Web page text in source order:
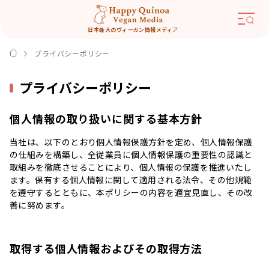
日本最大のヴィーガン情報メディア
プライバシーポリシー
プライバシーポリシー
個人情報の取り扱いに関する基本方針
当社は、以下のとおり個人情報保護方針を定め、個人情報保護
の仕組みを構築し、全従業員に個人情報保護の重要性の認識と
取組みを徹底させることにより、個人情報の保護を推進いたし
ます。保有する個人情報に関して適用される法令、その他規範
を遵守するとともに、本ポリシーの内容を適宜見直し、その改
善に努めます。
取得する個人情報およびその取得方法